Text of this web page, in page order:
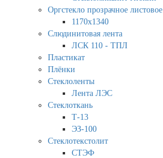
Оргстекло прозрачное листовое
1170х1340
Слюдинитовая лента
ЛСК 110 - ТПЛ
Пластикат
Плёнки
Стеклоленты
Лента ЛЭС
Стеклоткань
Т-13
ЭЗ-100
Стеклотекстолит
СТЭФ